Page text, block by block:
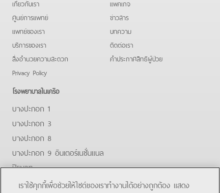
เกี่ยวกับเรา
ศูนย์การแพทย์
แพทย์ของเรา
บริการของเรา
สิ่งอำนวยความสะดวก
Privacy Policy
แพคเกจ
ข่าวสาร
บทความ
ติดต่อเรา
คําประกาศสิทธิผู้ป่วย
โรงพยาบาลในเครือ
บางปะกอก 1
บางปะกอก 3
บางปะกอก 8
บางปะกอก 9 อินเตอร์เนชั่นแนล
ปิยะเวท
บางปะกอก-รังสิต 2
เราใช้คุกกี้เพื่อช่วยให้ไซต์ของเราทำงานได้อย่างถูกต้อง แสดง